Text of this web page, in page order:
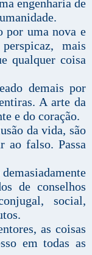
engenharia de
por uma nova e
mais
qualquer coisa
demais por
A arte da
e do coração.
da vida, são
ao falso. Passa
de conselhos
social,
as coisas
em todas as